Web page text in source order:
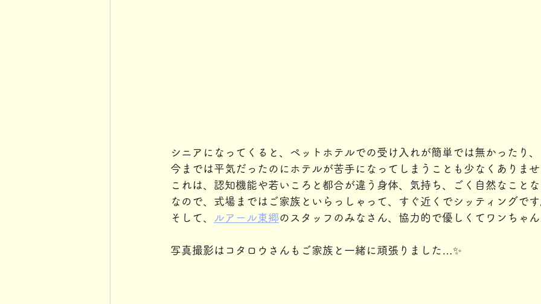
シニアになってくると、ペットホテルでの受け入れが簡単では無かったり、
今までは平気だったのにホテルが苦手になってしまうことも少なくありま
これは、認知機能や若いころと都合が違う身体、気持ち、ごく自然なこと
なので、式場まではご家族といらっしゃって、すぐ近くでシッティングで
そして、
ルアール東郷のスタッフのみなさん、協力的で優しくてワンちゃ
写真撮影はコタロウさんもご家族と一緒に頑張りました…✨